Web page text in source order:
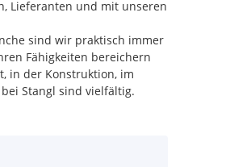
Lieferanten und mit unseren
sind wir praktisch immer
Fähigkeiten bereichern
in der Konstruktion, im
Stangl sind vielfältig.
Standorte in